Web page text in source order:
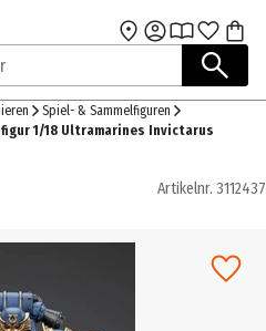
Zum Hauptinhalt
Spiel- & Sammelfiguren
1/18 Ultramarines Invictarus
Artikelnr. 3112437